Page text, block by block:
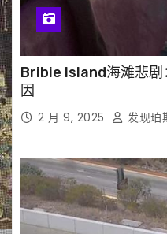
Bribie Island海滩悲剧
因
2 月 9, 2025 发现珀